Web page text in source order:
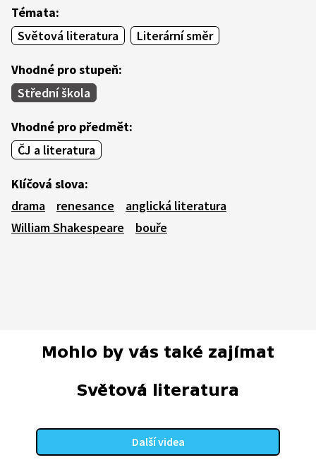
Témata:
Světová literatura
Literární směr
Vhodné pro stupeň:
Střední škola
Vhodné pro předmět:
ČJ a literatura
Klíčová slova:
drama
renesance
anglická literatura
William Shakespeare
bouře
Mohlo by vás také zajímat
Světová literatura
Další videa